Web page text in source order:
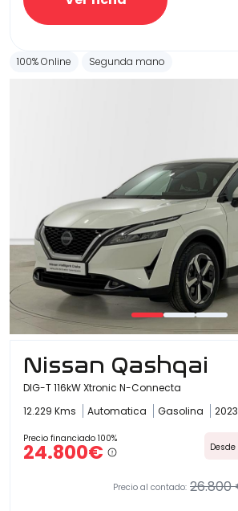
100% Online Segunda mano
Nissan Qashqai
DIG-T 116kW Xtronic N-Connecta
12.229 Kms
Automatica Gasolina 2023
Precio financiado 100%
24.800€ Desde
Precio al contado: 26.800